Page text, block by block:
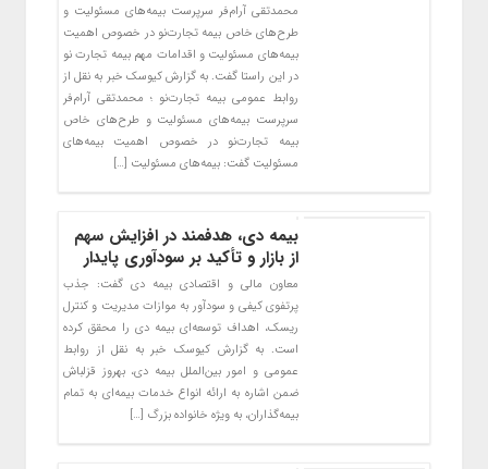
محمد‌تقی آرام‌فر سرپرست بیمه‌های مسئولیت و
طرح‌های خاص بیمه تجارت‌نو در خصوص اهمیت
بیمه‌های مسئولیت و اقدامات مهم بیمه تجارت نو
در این راستا گفت. به گزارش کیوسک خبر به نقل از
روابط عمومی بیمه تجارت‌نو ؛ محمد‌تقی آرام‌فر
سرپرست بیمه‌های مسئولیت و طرح‌های خاص
بیمه تجارت‌نو در خصوص اهمیت بیمه‌های
مسئولیت گفت: بیمه‌های مسئولیت […]
بیمه دی، هدفمند در افزایش سهم
از بازار و تأکید بر سودآوری پایدار
معاون مالی و اقتصادی بیمه دی گفت: جذب
پرتفوی کیفی و سودآور به موازات مدیریت و کنترل
ریسک، اهداف توسعه‌ای بیمه دی را محقق کرده
است. به گزارش کیوسک خبر به نقل از روابط
عمومی و امور بین‌الملل بیمه دی، بهروز قزلباش
ضمن اشاره به ارائه انواع خدمات بیمه‌ای به تمام
بیمه‌گذاران، به ویژه خانواده بزرگ […]